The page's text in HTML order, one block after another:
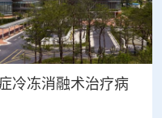
冷冻消融术治疗病